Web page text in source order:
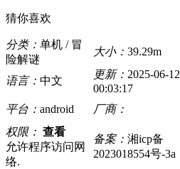
猜你喜欢
分类： 单机 / 冒
险解谜
大小： 39.29m
语言： 中文
更新： 2025-06-12
00:03:17
平台： android 厂商：
权限： 查看
允许程序访问网
络.
备案： 湘icp备
2023018554号-3a